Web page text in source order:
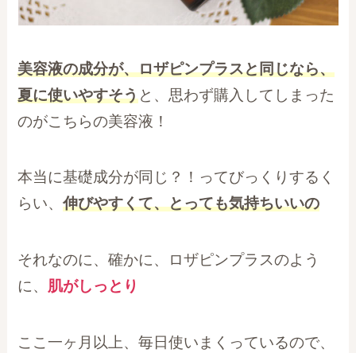
美容液の成分が、ロザピンプラスと同じなら、
夏に使いやすそうと、思わず購入してしまった
のがこちらの美容液！
本当に基礎成分が同じ？！ってびっくりするく
らい、伸びやすくて、とっても気持ちいいの
それなのに、確かに、ロザピンプラスのよう
に、 肌がしっとり
ここ一ヶ月以上、毎日使いまくっているので、